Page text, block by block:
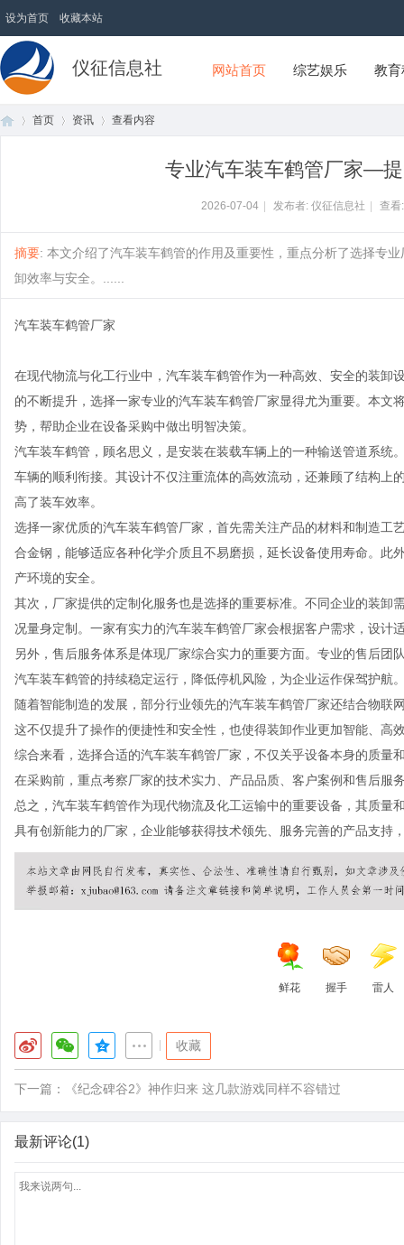
设为首页 收藏本站
仪征信息社 网站首页 综艺娱乐 教
首页 资讯 查看内容
专业汽车装车鹤管厂家—
2026-07-04 发布者: 仪征信息社 查
摘要: 本文介绍了汽车装车鹤管的作用及重要性，重点分析了选择专
卸效率与安全。......
汽车装车鹤管厂家
在现代物流与化工行业中，汽车装车鹤管作为一种高效、安全的装卸
的不断提升，选择一家专业的汽车装车鹤管厂家显得尤为重要。本
势，帮助企业在设备采购中做出明智决策。
汽车装车鹤管，顾名思义，是安装在装载车辆上的一种输送管道系统
车辆的顺利衔接。其设计不仅注重流体的高效流动，还兼顾了结构上
高了装车效率。
选择一家优质的汽车装车鹤管厂家，首先需关注产品的材料和制造工
合金钢，能够适应各种化学介质且不易磨损，延长设备使用寿命。此
产环境的安全。
其次，厂家提供的定制化服务也是选择的重要标准。不同企业的装卸
况量身定制。一家有实力的汽车装车鹤管厂家会根据客户需求，设计
另外，售后服务体系是体现厂家综合实力的重要方面。专业的售后
汽车装车鹤管的持续稳定运行，降低停机风险，为企业运作保驾护航
随着智能制造的发展，部分行业领先的汽车装车鹤管厂家还结合物
这不仅提升了操作的便捷性和安全性，也使得装卸作业更加智能、高
综合来看，选择合适的汽车装车鹤管厂家，不仅关乎设备本身的质量
在采购前，重点考察厂家的技术实力、产品品质、客户案例和售后服
总之，汽车装车鹤管作为现代物流及化工运输中的重要设备，其质
具有创新能力的厂家，企业能够获得技术领先、服务完善的产品支持
鲜花 握手 雷人
收藏
下一篇： 《纪念碑谷2》神作归来 这几款游戏同样不容错过
最新评论(1)